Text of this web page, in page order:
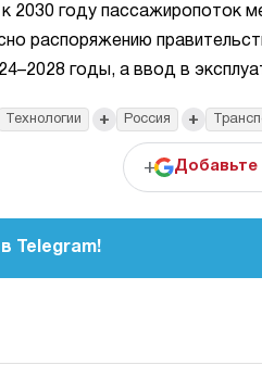
к 2030 году
распоряжению
годы, а ввод в
Технологии + Россия +
+ Добавьте
Telegram!